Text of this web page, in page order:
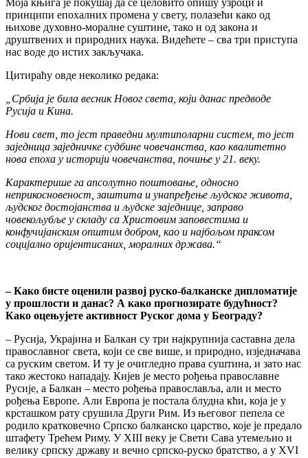
принципи епохалних промена у свету, полазећи како од
њихове духовно-моралне суштине, тако и од закона и
друштвених и природних наука. Видећете – сва три приступа
нас воде до истих закључака.
Цитираћу овде неколико редака:
Србија је била весник Новог света, који данас предводе
Русија и Кина.
Нови свет, то јест праведни мултиполарни систем, то јест
заједница заједничке судбине човечанства, као квалитетно
нова епоха у историји човечанства, почиње у 21. веку.
Карактерише га апсолутно поштовање, односно
неприкосновеност, заштита и унапређење људског живота,
људског достојанства и људске заједнице, заправо
човекољубље у складу са Христовим заповестима и
конфучијанским општим добром, као и најбољом праксом
социјално оријентисаних, моралних држава.“
– Како бисте оценили развој руско-балканске дипломатије
у прошлости и данас? А како прогнозирате будућност?
Како оцењујете активност Руског дома у Београду?
– Русија, Украјина и Балкан су три најкрупнија саставна дела
православног света, који се све више, и природно, изједначава
са руским светом. И ту је очигледно права суштина, и зато нас
тако жестоко нападају. Кијев је место рођења православне
Русије, а Балкан – место рођења православља, али и место
рођења Европе. Али Европа је постала блудна кћи, која је у
крсташком рату срушила Други Рим. Из његовог пепела се
родило кратковечно Српско балканско царство, које је предало
штафету Трећем Риму. У XIII веку је Свети Сава утемељио и
велику српску државу и вечно српско-руско братство, а у XVI